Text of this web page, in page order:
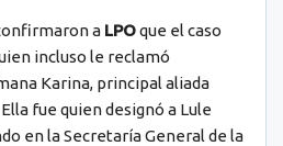
a LPOque el caso
incluso le reclamó
Karina, principal aliada
fue quien designó a Lule
en la Secretaría General de la